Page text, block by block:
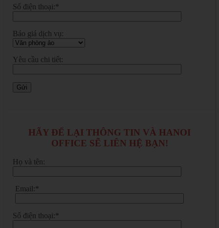
Số điện thoại:*
Báo giá dịch vụ:
Yêu cầu chi tiết:
HÃY ĐỂ LẠI THÔNG TIN VÀ HANOI
OFFICE SẼ LIÊN HỆ BẠN!
Họ và tên:
Email:*
Số điện thoại:*